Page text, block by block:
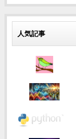
人気記事